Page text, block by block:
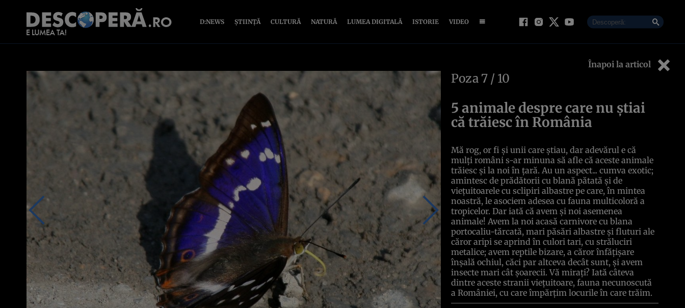
D:NEWS ȘTIINȚĂ CULTURĂ NATURĂ LUMEA DIGITALĂ ISTORIE VIDEO
Înapoi la articol
Poza 7 / 10
5 animale despre care nu ştiai
că trăiesc în România
Mă rog, or fi şi unii care ştiau, dar adevărul e că
mulţi români s-ar minuna să afle că aceste animale
trăiesc şi la noi în ţară. Au un aspect... cumva exotic;
amintesc de prădătorii cu blană pătată şi de
vieţuitoarele cu sclipiri albastre pe care, în mintea
noastră, le asociem adesea cu fauna multicoloră a
tropicelor. Dar iată că avem şi noi asemenea
animale! Avem la noi acasă carnivore cu blana
portocaliu-tărcată, mari păsări albastre şi fluturi ale
căror aripi se aprind în culori tari, cu străluciri
metalice; avem reptile bizare, a căror înfăţişare
înşală ochiul, căci par altceva decât sunt, şi avem
insecte mari cât şoarecii. Vă miraţi? Iată câteva
dintre aceste stranii vieţuitoare, fauna necunoscută
a României, cu care împărţim locurile în care trăim.